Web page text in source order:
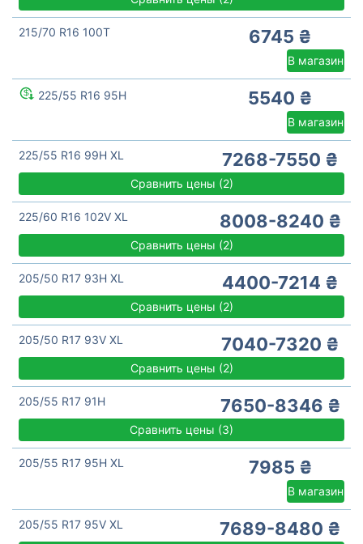
215/70 R16 100T 6745 ₴
В магазин
225/55 R16 95H 5540 ₴
В магазин
225/55 R16 99H XL 7268-7550 ₴
Сравнить цены (2)
225/60 R16 102V XL 8008-8240 ₴
Сравнить цены (2)
205/50 R17 93H XL 4400-7214 ₴
Сравнить цены (2)
205/50 R17 93V XL 7040-7320 ₴
Сравнить цены (2)
205/55 R17 91H 7650-8346 ₴
Сравнить цены (3)
205/55 R17 95H XL 7985 ₴
В магазин
205/55 R17 95V XL 7689-8480 ₴